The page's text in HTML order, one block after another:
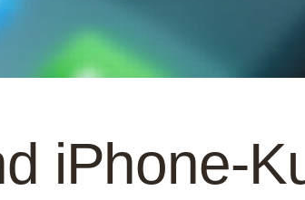
iPhone-